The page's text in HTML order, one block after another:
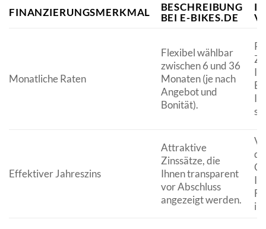
FINANZIERUNGSMERKMAL
BESCHREIBUNG
BEI E-BIKES.DE
Monatliche Raten
Flexibel wählbar
zwischen 6 und 36
Monaten (je nach
Angebot und
Bonität).
Effektiver Jahreszins
Attraktive
Zinssätze, die
Ihnen transparent
vor Abschluss
angezeigt werden.